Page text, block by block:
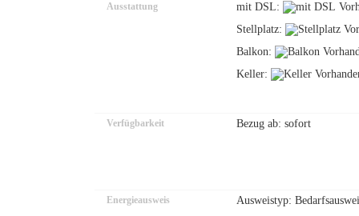
Ausstattung
mit DSL:
Stellplatz:
Balkon:
Keller:
Verfügbarkeit Bezug ab: sofort
Energieausweis
Ausweistyp: